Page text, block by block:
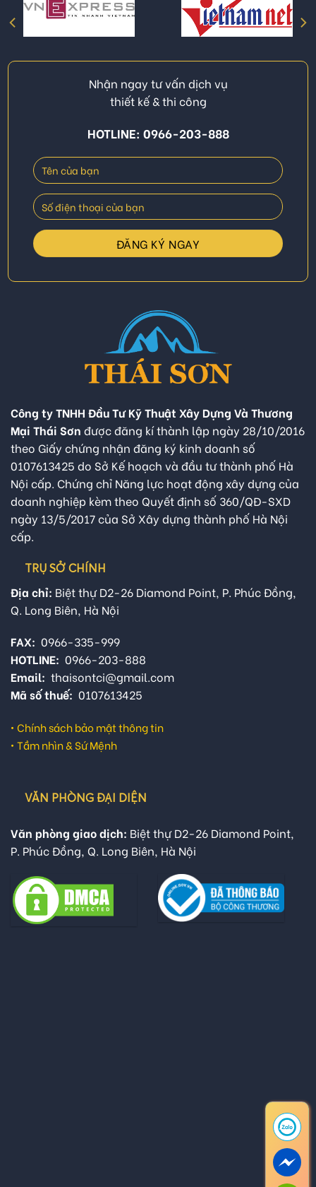
Nhận ngay tư vấn dịch vụ
thiết kế & thi công
HOTLINE: 0966-203-888
Công ty TNHH Đầu Tư Kỹ Thuật Xây Dựng Và Thương
Mại Thái Sơn được đăng kí thành lập ngày 28/10/2016
theo Giấy chứng nhận đăng ký kinh doanh số
0107613425 do Sở Kế hoạch và đầu tư thành phố Hà
Nội cấp. Chứng chỉ Năng lực hoạt động xây dựng của
doanh nghiệp kèm theo Quyết định số 360/QĐ-SXD
ngày 13/5/2017 của Sở Xây dựng thành phố Hà Nội
cấp.
TRỤ SỞ CHÍNH
Địa chỉ: Biệt thự D2-26 Diamond Point, P. Phúc Đồng,
Q. Long Biên, Hà Nội
FAX: 0966-335-999
HOTLINE: 0966-203-888
Email: thaisontci@gmail.com
Mã số thuế: 0107613425
• Chính sách bảo mật thông tin
• Tầm nhìn & Sứ Mệnh
VĂN PHÒNG ĐẠI DIỆN
Văn phòng giao dịch: Biệt thự D2-26 Diamond Point,
P. Phúc Đồng, Q. Long Biên, Hà Nội